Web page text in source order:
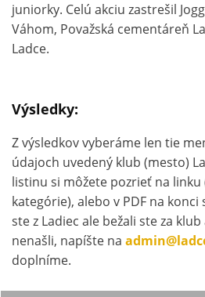
juniorky. Celú akciu zastrešil
Váhom, Považská cementáreň
Ladce.
Výsledky:
Z výsledkov vyberáme len tie
údajoch uvedený klub (mesto)
listinu si môžete pozrieť na linku
kategórie), alebo v PDF na
ste z Ladiec ale bežali ste za
nenašli, napíšte na
doplníme.